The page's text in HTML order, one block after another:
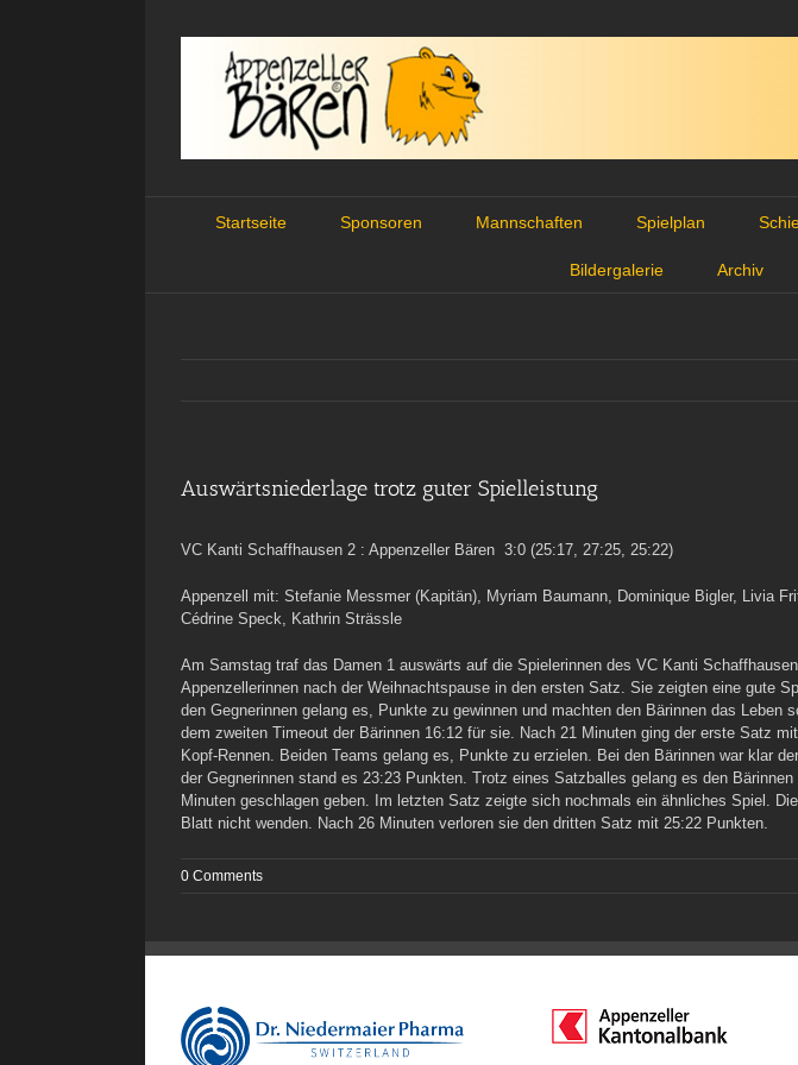
Startseite Sponsoren Mannschaften Spielplan
Bildergalerie Archiv
Auswärtsniederlage trotz guter Spielleistung
VC Kanti Schaffhausen 2 : Appenzeller Bären 3:0 (25:17, 27:25, 25:22)
Appenzell mit: Stefanie Messmer (Kapitän), Myriam Baumann, Dominique Bigler, Livia
Cédrine Speck, Kathrin Strässle
Am Samstag traf das Damen 1 auswärts auf die Spielerinnen des VC Kanti
Appenzellerinnen nach der Weihnachtspause in den ersten Satz. Sie zeigten eine gute
den Gegnerinnen gelang es, Punkte zu gewinnen und machten den Bärinnen das
dem zweiten Timeout der Bärinnen 16:12 für sie. Nach 21 Minuten ging der erste Satz
Kopf-Rennen. Beiden Teams gelang es, Punkte zu erzielen. Bei den Bärinnen war klar
der Gegnerinnen stand es 23:23 Punkten. Trotz eines Satzballes gelang es den
Minuten geschlagen geben. Im letzten Satz zeigte sich nochmals ein ähnliches Spiel.
Blatt nicht wenden. Nach 26 Minuten verloren sie den dritten Satz mit 25:22 Punkten.
0 Comments